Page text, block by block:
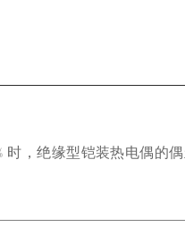
，绝缘型铠装热电偶的